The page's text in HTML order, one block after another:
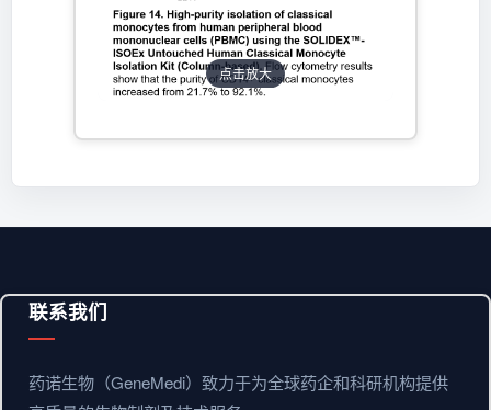
点击放大
联系我们
药诺生物（GeneMedi）致力于为全球药企和科研机构提供